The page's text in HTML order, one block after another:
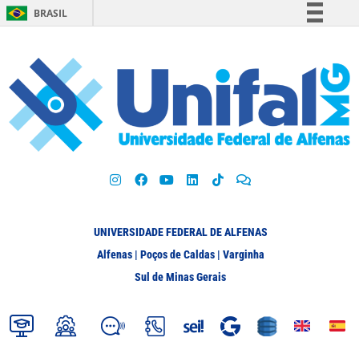
BRASIL
Participe
Acesso à informação
Legislação
UNIVERSIDADE FEDERAL DE ALFENAS
Alfenas | Poços de Caldas | Varginha
Sul de Minas Gerais